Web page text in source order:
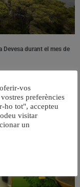
durant el mes de
vos
preferències
ho tot", accepteu
visitar
un